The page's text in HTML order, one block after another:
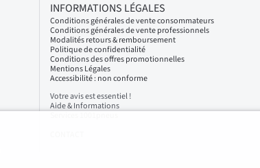
INFORMATIONS LÉGALES
Conditions générales de vente consommateurs
Conditions générales de vente professionnels
Modalités retours & remboursement
Politique de confidentialité
Conditions des offres promotionnelles
Mentions Légales
Accessibilité : non conforme
Votre avis est essentiel !
Aide & Informations